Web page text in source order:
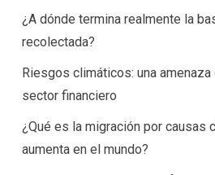
¿A dónde termina realmente la
recolectada?
Riesgos climáticos: una amenaza
sector financiero
¿Qué es la migración por causas
aumenta en el mundo?